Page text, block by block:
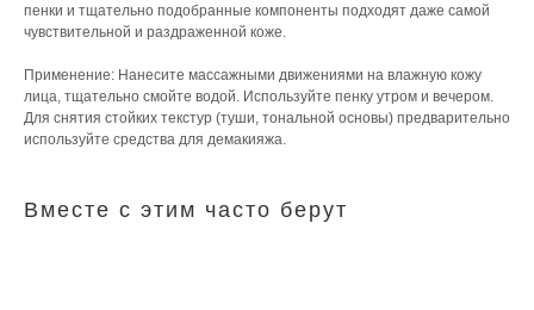
пенки и тщательно подобранные компоненты подходят даже самой
чувствительной и раздраженной коже.
Применение: Нанесите массажными движениями на влажную кожу
лица, тщательно смойте водой. Используйте пенку утром и вечером.
Для снятия стойких текстур (туши, тональной основы) предварительно
используйте средства для демакияжа.
Вместе с этим часто берут